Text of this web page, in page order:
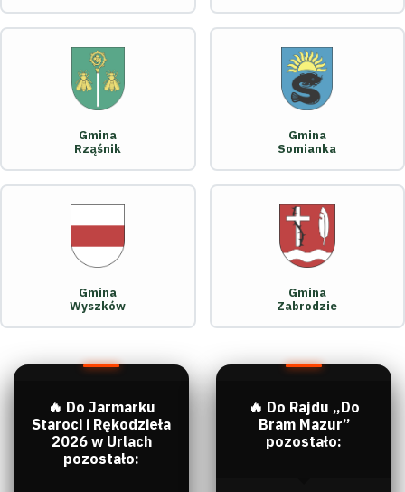
Gmina
Rząśnik
Gmina
Somianka
Gmina
Wyszków
Gmina
Zabrodzie
🔥 Do Jarmarku
Staroci i Rękodzieła
2026 w Urlach
pozostało:
🔥 Do Rajdu „Do
Bram Mazur”
pozostało: